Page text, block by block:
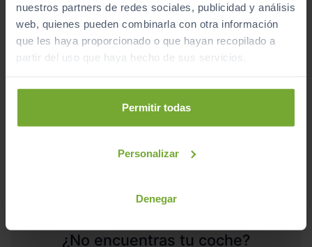
nuestros partners de redes sociales, publicidad y análisis
web, quienes pueden combinarla con otra información
que les haya proporcionado o que hayan recopilado a
partir del uso que haya hecho de sus servicios.
Permitir todas
Personalizar
Denegar
VOLKSWAGEN POLO
LIFE 1.0 TSI 70KW (95CV)
9.338 km
2024
19.990 €
238 €/mes
¿No encuentras tu coche?